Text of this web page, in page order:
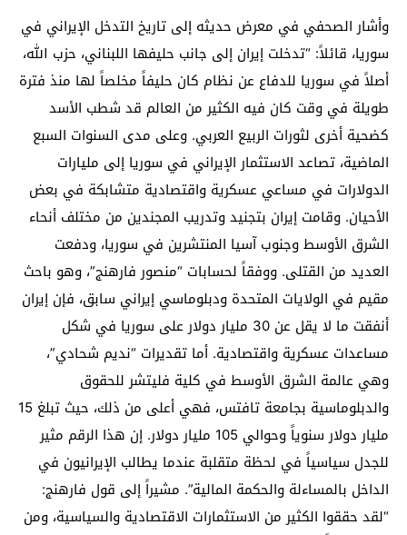
وأشار الصحفي في معرض حديثه إلى تاريخ التدخل الإيراني في
سوريا، قائلاً: “تدخلت إيران إلى جانب حليفها اللبناني، حزب الله،
أصلاً في سوريا للدفاع عن نظام كان حليفاً مخلصاً لها منذ فترة
طويلة في وقت كان فيه الكثير من العالم قد شطب الأسد
كضحية أخرى لثورات الربيع العربي. وعلى مدى السنوات السبع
الماضية، تصاعد الاستثمار الإيراني في سوريا إلى مليارات
الدولارات في مساعي عسكرية واقتصادية متشابكة في بعض
الأحيان. وقامت إيران بتجنيد وتدريب المجندين من مختلف أنحاء
الشرق الأوسط وجنوب آسيا المنتشرين في سوريا، ودفعت
العديد من القتلى. ووفقاً لحسابات “منصور فارهنج”، وهو باحث
مقيم في الولايات المتحدة ودبلوماسي إيراني سابق، فإن إيران
أنفقت ما لا يقل عن 30 مليار دولار على سوريا في شكل
مساعدات عسكرية واقتصادية. أما تقديرات “نديم شحادي”،
وهي عالمة الشرق الأوسط في كلية فليتشر للحقوق
والدبلوماسية بجامعة تافتس، فهي أعلى من ذلك، حيث تبلغ 15
مليار دولار سنوياً وحوالي 105 مليار دولار. إن هذا الرقم مثير
للجدل سياسياً في لحظة متقلبة عندما يطالب الإيرانيون في
الداخل بالمساءلة والحكمة المالية”. مشيراً إلى قول فارهنج:
“لقد حققوا الكثير من الاستثمارات الاقتصادية والسياسية، ومن